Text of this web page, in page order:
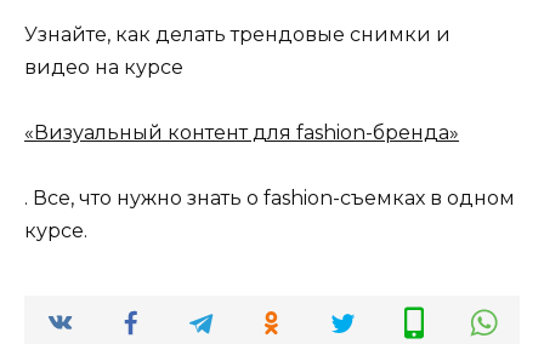
Узнайте, как делать трендовые снимки и
видео на курсе
«Визуальный контент для fashion-бренда»
. Все, что нужно знать о fashion-съемках в одном
курсе.